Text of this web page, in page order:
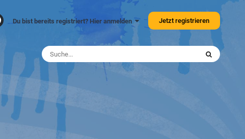
Du bist bereits registriert? Hier anmelden Jetzt registrieren